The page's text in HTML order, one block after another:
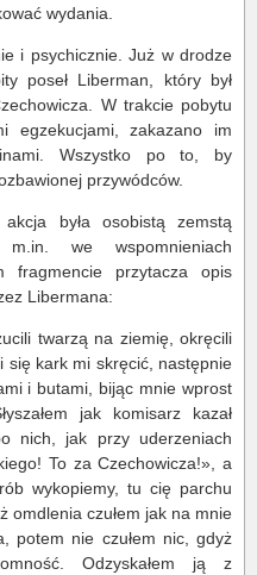
wydania.
i psychicznie. Już w drodze
poseł Liberman, który był
W trakcie pobytu
egzekucjami, zakazano im
Wszystko po to, by
przywódców.
była osobistą zemstą
m.in. we wspomnieniach
fragmencie przytacza opis
Libermana:
twarzą na ziemię, okręcili
się kark mi skręcić, następnie
i butami, bijąc mnie wprost
jak komisarz kazał
nich, jak przy uderzeniach
To za Czechowicza!», a
wykopiemy, tu cię parchu
omdlenia czułem jak na mnie
potem nie czułem nic, gdyż
Odzyskałem ją z